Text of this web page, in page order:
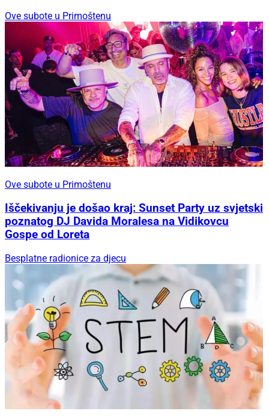
Ove subote u Primoštenu
Ove subote u Primoštenu
Iščekivanju je došao kraj: Sunset Party uz svjetski
poznatog DJ Davida Moralesa na Vidikovcu
Gospe od Loreta
Besplatne radionice za djecu